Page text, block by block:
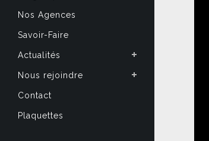
Nos Agences
Savoir-Faire
Actualités
Nous rejoindre
Contact
Plaquettes